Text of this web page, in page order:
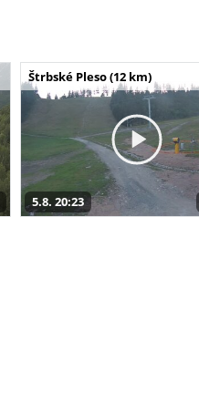
Štrbské Pleso (12 km)
5.8. 20:23